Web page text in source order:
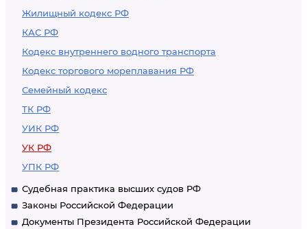
Жилищный кодекс РФ
КАС РФ
Кодекс внутреннего водного транспорта
Кодекс торгового мореплавания РФ
Семейный кодекс
ТК РФ
УИК РФ
УК РФ
УПК РФ
Судебная практика высших судов РФ
Законы Российской Федерации
Документы Президента Российской Федерации